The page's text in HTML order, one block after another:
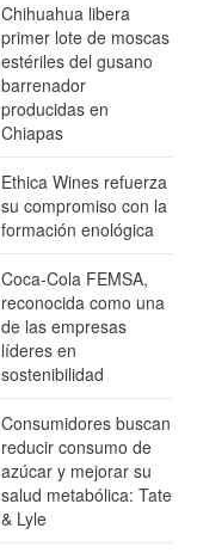
Chihuahua libera
primer lote de moscas
estériles del gusano
barrenador
producidas en
Chiapas
Ethica Wines refuerza
su compromiso con la
formación enológica
Coca-Cola FEMSA,
reconocida como una
de las empresas
líderes en
sostenibilidad
Consumidores buscan
reducir consumo de
azúcar y mejorar su
salud metabólica: Tate
& Lyle